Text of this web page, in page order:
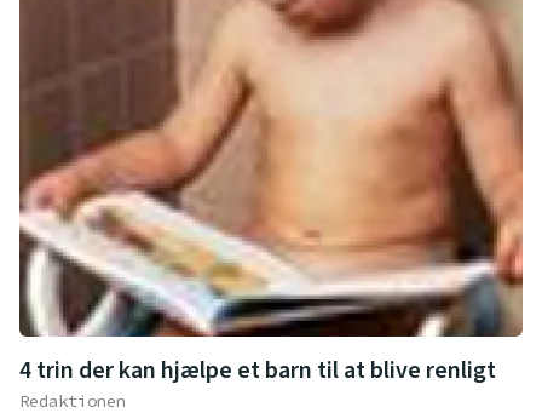
4 trin der kan hjælpe et barn til at blive renligt
Redaktionen